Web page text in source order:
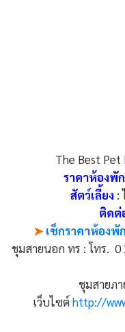
The Best Pet
ราคาห้องพัก
สัตว์เลี้ยง :
ติดต่
➤ เช็กราคาห้อง
ชุมสายนอก ทร : โทร.
ชุมสายภ
เว็บไซต์ http://